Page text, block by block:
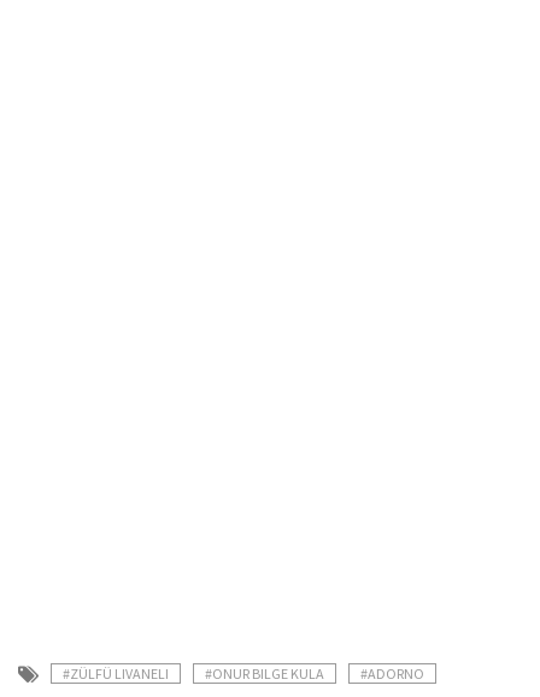
#ZÜLFÜ LIVANELI #ONUR BILGE KULA #ADORNO